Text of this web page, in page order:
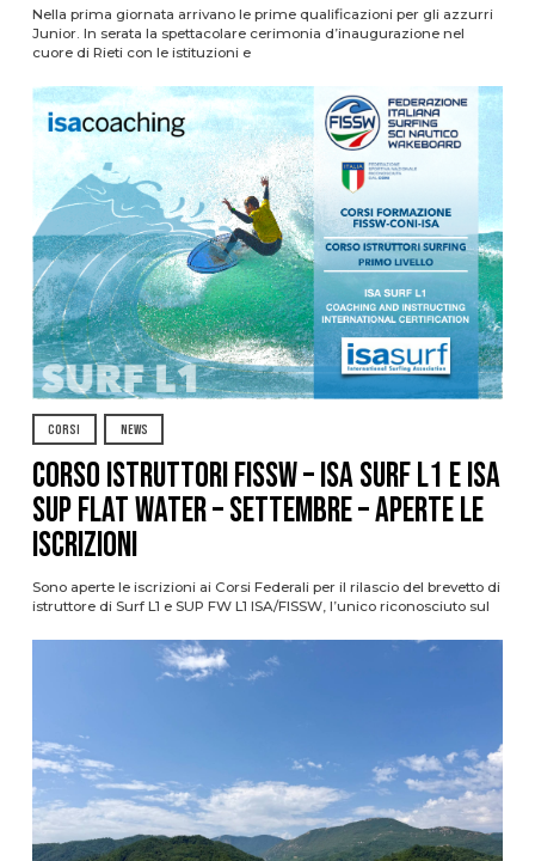
Nella prima giornata arrivano le prime qualificazioni per gli azzurri
Junior. In serata la spettacolare cerimonia d’inaugurazione nel
cuore di Rieti con le istituzioni e
CORSI NEWS
CORSO ISTRUTTORI FISSW – ISA SURF L1 e ISA
SUP Flat Water – SETTEMBRE – APERTE LE
ISCRIZIONI
Sono aperte le iscrizioni ai Corsi Federali per il rilascio del brevetto di
istruttore di Surf L1 e SUP FW L1 ISA/FISSW, l’unico riconosciuto sul